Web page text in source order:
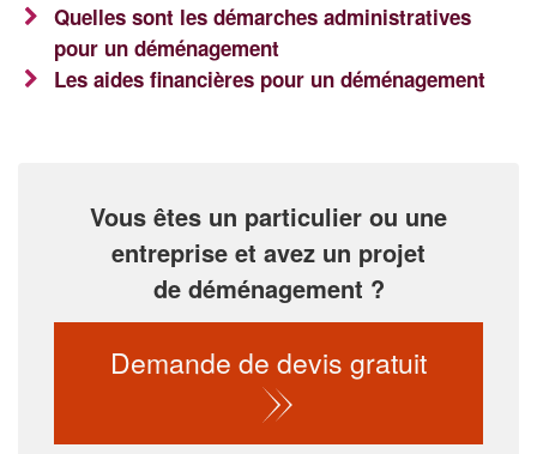
Quelles sont les démarches administratives
pour un déménagement
Les aides financières pour un déménagement
Vous êtes un particulier ou une
entreprise et avez un projet
de déménagement ?
Demande de devis gratuit